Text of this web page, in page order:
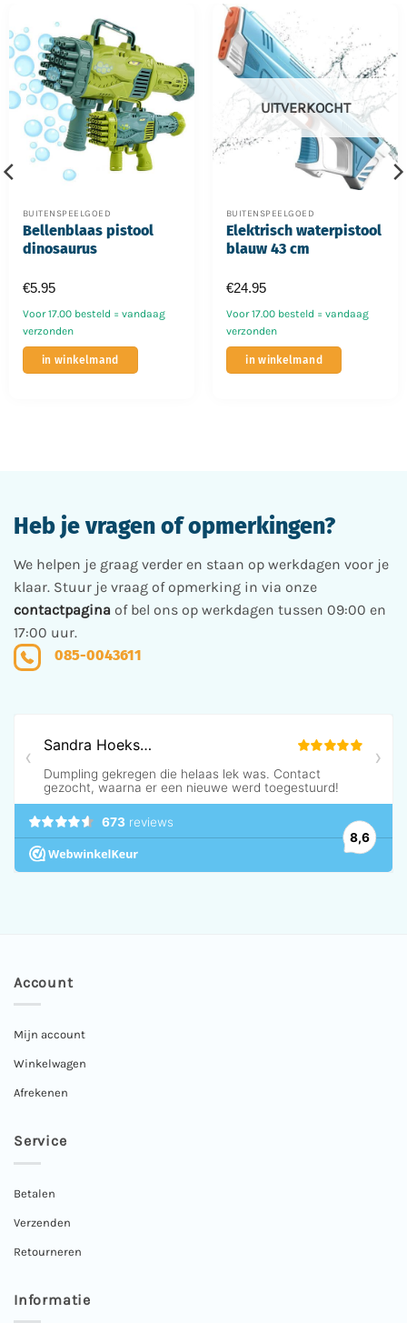
BUITENSPEELGOED
Bellenblaas pistool
dinosaurus
Voor 17.00 besteld = vandaag
verzonden
€5.95
in winkelmand
UITVERKOCHT
BUITENSPEELGOED
Elektrisch waterpistool
blauw 43 cm
Voor 17.00 besteld = vandaag
verzonden
€24.95
in winkelmand
Heb je vragen of opmerkingen?
We helpen je graag verder en staan op werkdagen voor je
klaar. Stuur je vraag of opmerking in via onze
contactpagina of bel ons op werkdagen tussen 09:00 en
17:00 uur.
085-0043611
Account
Mijn account
Winkelwagen
Afrekenen
Service
Betalen
Verzenden
Retourneren
Informatie